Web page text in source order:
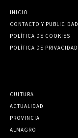
INICIO
CONTACTO Y PUBLICIDAD
POLÍTICA DE COOKIES
POLÍTICA DE PRIVACIDAD
CULTURA
ACTUALIDAD
PROVINCIA
ALMAGRO